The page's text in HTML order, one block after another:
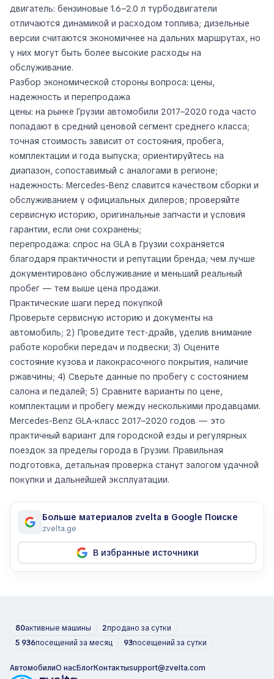
двигатель: бензиновые 1.6–2.0 л турбодвигатели
отличаются динамикой и расходом топлива; дизельные
версии считаются экономичнее на дальних маршрутах, но
у них могут быть более высокие расходы на
обслуживание.
Разбор экономической стороны вопроса: цены,
надежность и перепродажа
цены: на рынке Грузии автомобили 2017–2020 года часто
попадают в средний ценовой сегмент среднего класса;
точная стоимость зависит от состояния, пробега,
комплектации и года выпуска; ориентируйтесь на
диапазон, сопоставимый с аналогами в регионе;
надежность: Mercedes-Benz славится качеством сборки и
обслуживанием у официальных дилеров; проверяйте
сервисную историю, оригинальные запчасти и условия
гарантии, если они сохранены;
перепродажа: спрос на GLA в Грузии сохраняется
благодаря практичности и репутации бренда; чем лучше
документировано обслуживание и меньший реальный
пробег — тем выше цена продажи.
Практические шаги перед покупкой
Проверьте сервисную историю и документы на
автомобиль; 2) Проведите тест‑драйв, уделив внимание
работе коробки передач и подвески; 3) Оцените
состояние кузова и лакокрасочного покрытия, наличие
ржавчины; 4) Сверьте данные по пробегу с состоянием
салона и педалей; 5) Сравните варианты по цене,
комплектации и пробегу между несколькими продавцами.
Mercedes-Benz GLA‑класс 2017–2020 годов — это
практичный вариант для городской езды и регулярных
поездок за пределы города в Грузии. Правильная
подготовка, детальная проверка станут залогом удачной
покупки и дальнейшей эксплуатации.
Больше материалов zvelta в Google Поиске
zvelta.ge
В избранные источники
80активные машины 2продано за сутки
5 936посещений за месяц 93посещений за сутки
АвтомобилиО насБлогКонтактыsupport@zvelta.com